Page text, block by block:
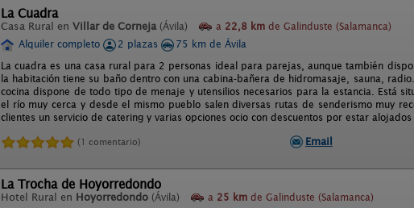
La Cuadra
Casa Rural en Villar de Corneja (Ávila) a 22,8 km de Galinduste (Salamanca)
Alquiler completo
2 plazas
75 km de Ávila
La cuadra es una casa rural para 2 personas ideal para parejas, aunque también
la habitación tiene su baño dentro con una cabina-bañera de hidromasaje, sauna,
cocina dispone de todo tipo de menaje y utensilios necesarios para la estancia. Está
el río muy cerca y desde el mismo pueblo salen diversas rutas de senderismo muy
clientes un servicio de catering y varias opciones ocio con descuentos por estar alojados
(1 comentario) Email
La Trocha de Hoyorredondo
Hotel Rural en Hoyorredondo (Ávila) a 25 km de Galinduste (Salamanca)